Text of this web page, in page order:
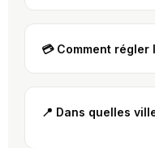
-
1
💳 Comment régler
📍 Dans quelles